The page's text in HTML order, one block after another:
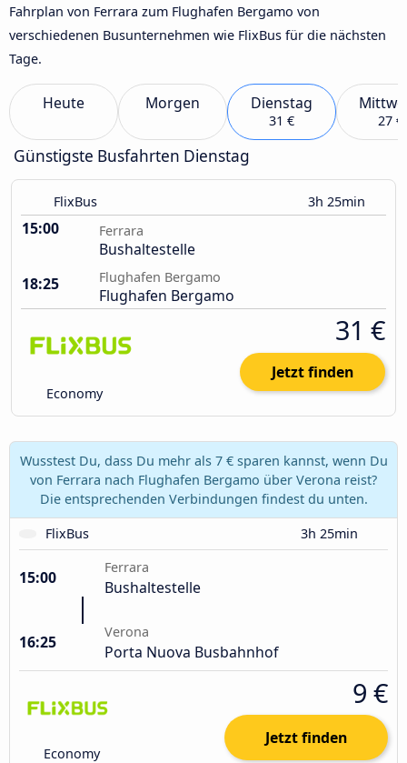
Fahrplan von Ferrara zum Flughafen Bergamo von
verschiedenen Busunternehmen wie FlixBus für die nächsten
Tage.
Heute Morgen Dienstag
31 € 27 €
Günstigste Busfahrten Dienstag
FlixBus 3h 25min
15:00 Ferrara
Bushaltestelle
18:25
Flughafen Bergamo
Flughafen Bergamo
Economy
31 €
Jetzt finden
Wusstest Du, dass Du mehr als 7 € sparen kannst, wenn Du
von Ferrara nach Flughafen Bergamo über Verona reist?
Die entsprechenden Verbindungen findest du unten.
FlixBus
3h 25min
15:00
Ferrara
Bushaltestelle
16:25
Verona
Porta Nuova Busbahnhof
Economy
9 €
Jetzt finden